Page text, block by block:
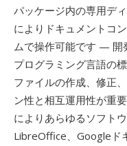
パッケージ内の専用デ
によりドキュメントコ
ムで操作可能です — 開
プログラミング言語の
ファイルの作成、修正
ン性と相互運用性が重
によりあらゆるソフト
LibreOffice、Googleド